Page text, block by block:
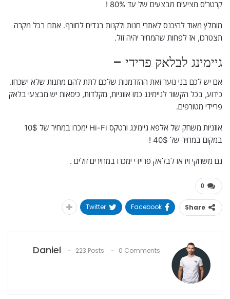
קרטר'ס מציעים מבצעים של עד 80% !
מומלץ מאוד להיכנס לאתרי חנות ולקנות בגדים לחורף. אתם בכל מקרה
תצטרכו, אז לפחות שהמחיר יהיה זול.
גיימינג לבלאק פרידי –
אם יש לכם בני נוער זאת ההזדמנות שלכם לתת להם מתנות שלא ישכחו.
כידוע, בכל הקשור לגיימינג כמו אוזניות, מקלדות, כיסאות יש מבצעי בלאק
פריידי מטורפים.
אוזניות משחק של אלפא גיימינג ורטקס Hi-Fi ימכרו במחיר של 10$
במקום במחיר של 40$ !
גם משחקי וידאו לבלאק פריידי ימכרו במחירים זולים .
0
Share
Facebook
Twitter
Daniel 223 Posts 0 Comments